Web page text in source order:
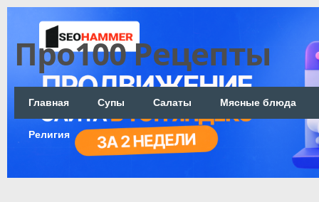
Про100 Рецепты
Главная Супы Салаты Мясные блюда
Религия